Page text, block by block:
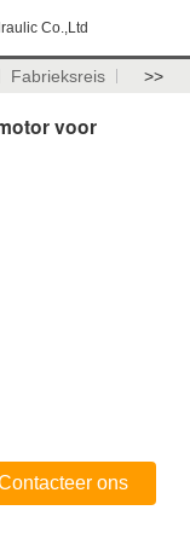
Co.,Ltd
Fabrieksreis >>
voor
ons